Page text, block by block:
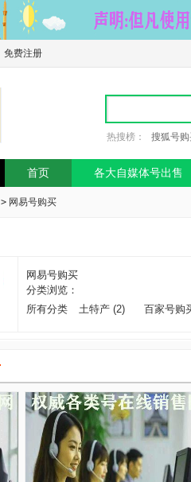
免费注册
热搜榜： 搜狐号
首页 各大自媒体号出售
> 网易号购买
网易号购买
分类浏览：
所有分类
土特产 (2) 百家号购